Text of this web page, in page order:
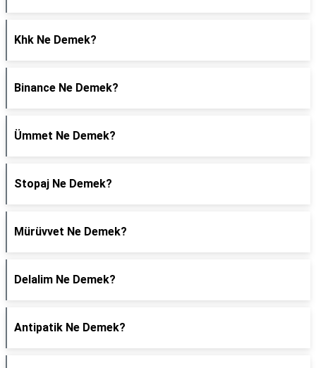
Khk Ne Demek?
Binance Ne Demek?
Ümmet Ne Demek?
Stopaj Ne Demek?
Mürüvvet Ne Demek?
Delalim Ne Demek?
Antipatik Ne Demek?